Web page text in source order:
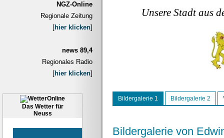
NGZ-Online
Regionale Zeitung
[hier klicken]
news 89,4
Regionales Radio
[hier klicken]
Das Wetter für
Neuss
Unsere Stadt aus
Bildergalerie 1 Bildergalerie 2
Bildergalerie von